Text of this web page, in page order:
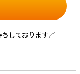
しております／